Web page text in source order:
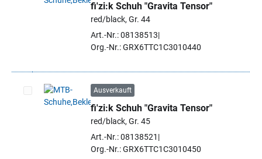
Artikel auswählen
fi'zi:k Schuh "Gravita Tensor"
red/black, Gr. 44
Art.-Nr.: 08138513
Org.-Nr.: GRX6TTC1C3010440
Artikel auswählen
Ausverkauft
fi'zi:k Schuh "Gravita Tensor"
red/black, Gr. 45
Art.-Nr.: 08138521
Org.-Nr.: GRX6TTC1C3010450